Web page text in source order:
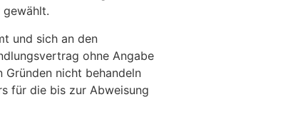
gewählt.
und sich an den
ohne Angabe
nicht behandeln
für die bis zur Abweisung